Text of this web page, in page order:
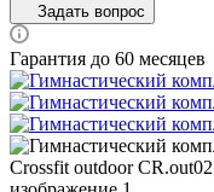
Задать вопрос
Гарантия до 60 месяцев